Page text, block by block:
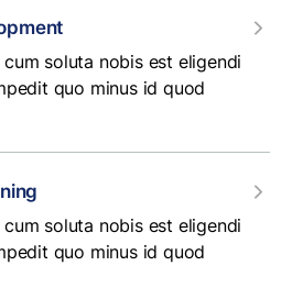
soluta nobis est eligendi
quo minus id quod
soluta nobis est eligendi
quo minus id quod